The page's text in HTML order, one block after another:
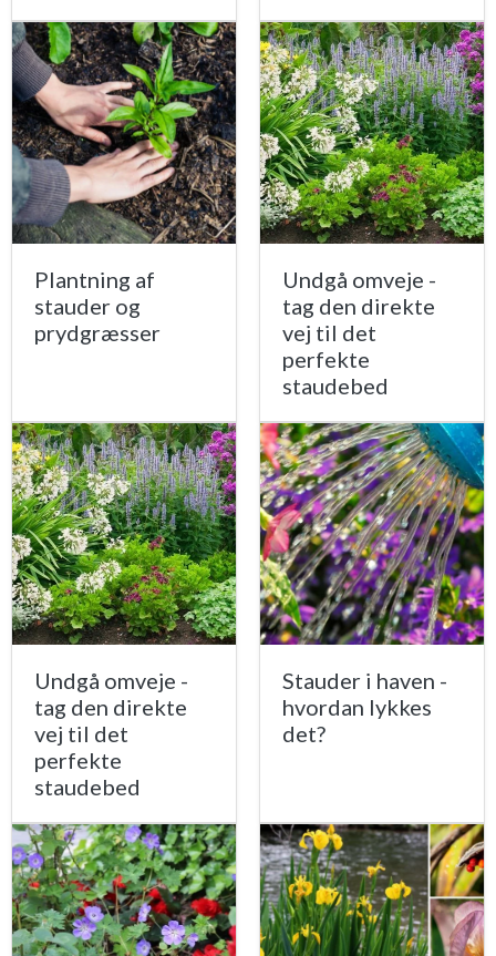
Plantning af
stauder og
prydgræsser
Undgå omveje -
tag den direkte
vej til det
perfekte
staudebed
Undgå omveje -
tag den direkte
vej til det
perfekte
staudebed
Stauder i haven -
hvordan lykkes
det?